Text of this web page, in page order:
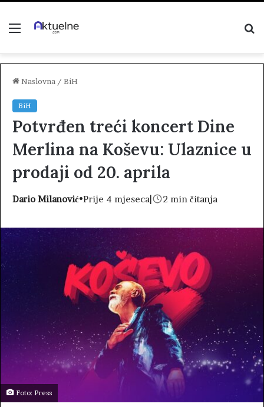
Menu
Naslovna / BiH
BiH
Potvrđen treći koncert Dine
Merlina na Koševu: Ulaznice u
prodaji od 20. aprila
Dario Milanović•Prije 4 mjeseca| 2 min čitanja
Foto: Press